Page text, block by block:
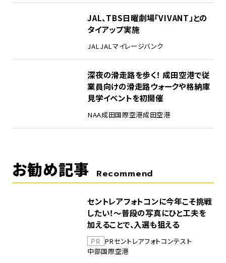
JAL、TBS日曜劇場「VIVANT」との
タイアップ実施
JALJALマイレージバンク
深夜の滑走路を歩く！ 成田空港で従
業員向けの滑走路ウォークや格納庫
見学イベントを初開催
NAA成田国際空港成田空港
お勧め記事 Recommend
セントレアフォトコンに今年こそ挑戦
したい！～普段の写真にひと工夫を
加えることで、入選も狙える
PR PRセントレアフォトコンテスト
中部国際空港